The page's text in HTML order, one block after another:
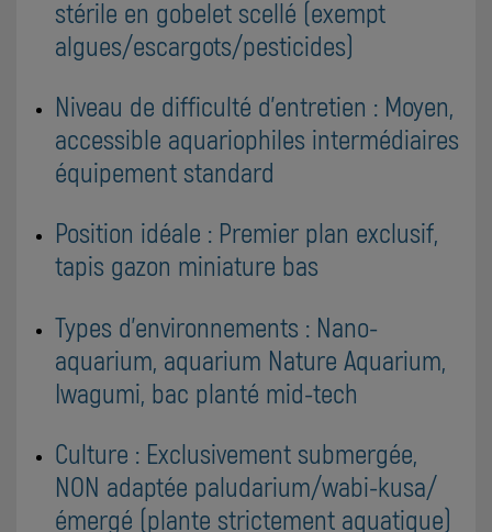
stérile en gobelet scellé (exempt
algues/escargots/pesticides)
Niveau de difficulté d'entretien : Moyen,
accessible aquariophiles intermédiaires
équipement standard
Position idéale : Premier plan exclusif,
tapis gazon miniature bas
Types d'environnements : Nano-
aquarium, aquarium Nature Aquarium,
Iwagumi, bac planté mid-tech
Culture : Exclusivement submergée,
NON adaptée paludarium/wabi-kusa/
émergé (plante strictement aquatique)